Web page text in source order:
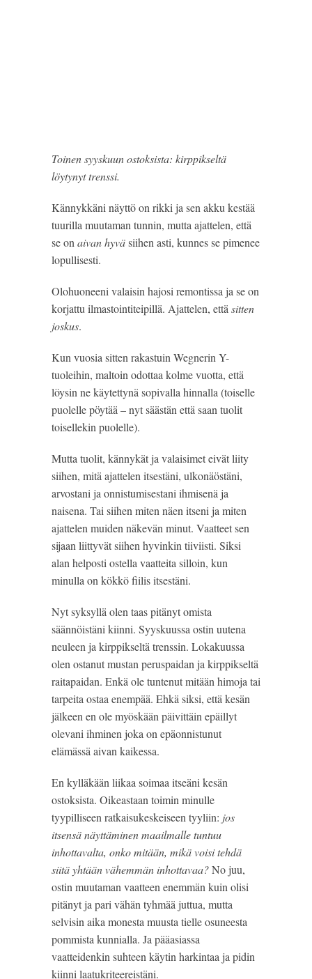
Toinen syyskuun ostoksista: kirppikseltä
löytynyt trenssi.
Kännykkäni näyttö on rikki ja sen akku kestää
tuurilla muutaman tunnin, mutta ajattelen, että
se on aivan hyvä siihen asti, kunnes se pimenee
lopullisesti.
Olohuoneeni valaisin hajosi remontissa ja se on
korjattu ilmastointiteipillä. Ajattelen, että sitten
joskus.
Kun vuosia sitten rakastuin Wegnerin Y-
tuoleihin, maltoin odottaa kolme vuotta, että
löysin ne käytettynä sopivalla hinnalla (toiselle
puolelle pöytää – nyt säästän että saan tuolit
toisellekin puolelle).
Mutta tuolit, kännykät ja valaisimet eivät liity
siihen, mitä ajattelen itsestäni, ulkonäöstäni,
arvostani ja onnistumisestani ihmisenä ja
naisena. Tai siihen miten näen itseni ja miten
ajattelen muiden näkevän minut. Vaatteet sen
sijaan liittyvät siihen hyvinkin tiiviisti. Siksi
alan helposti ostella vaatteita silloin, kun
minulla on kökkö fiilis itsestäni.
Nyt syksyllä olen taas pitänyt omista
säännöistäni kiinni. Syyskuussa ostin uutena
neuleen ja kirppikseltä trenssin. Lokakuussa
olen ostanut mustan peruspaidan ja kirppikseltä
raitapaidan. Enkä ole tuntenut mitään himoja tai
tarpeita ostaa enempää. Ehkä siksi, että kesän
jälkeen en ole myöskään päivittäin epäillyt
olevani ihminen joka on epäonnistunut
elämässä aivan kaikessa.
En kylläkään liikaa soimaa itseäni kesän
ostoksista. Oikeastaan toimin minulle
tyypilliseen ratkaisukeskeiseen tyyliin: jos
itsensä näyttäminen maailmalle tuntuu
inhottavalta, onko mitään, mikä voisi tehdä
siitä yhtään vähemmän inhottavaa? No juu,
ostin muutaman vaatteen enemmän kuin olisi
pitänyt ja pari vähän tyhmää juttua, mutta
selvisin aika monesta muusta tielle osuneesta
pommista kunnialla. Ja pääasiassa
vaatteidenkin suhteen käytin harkintaa ja pidin
kiinni laatukriteereistäni.